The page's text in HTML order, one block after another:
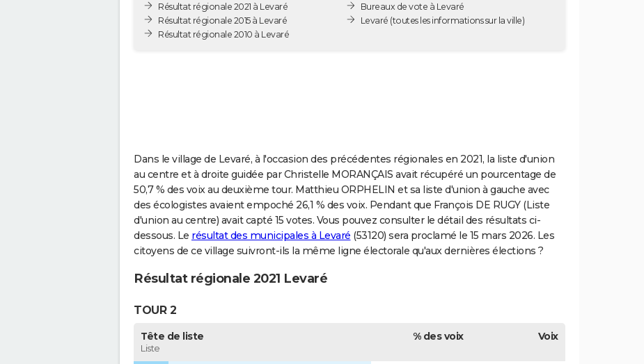
Résultat régionale 2021 à Levaré
Résultat régionale 2015 à Levaré
Résultat régionale 2010 à Levaré
Bureaux de vote à Levaré
Levaré (toutes les informations sur la ville)
Dans le village de Levaré, à l'occasion des précédentes régionales en 2021, la liste d'union
au centre et à droite guidée par Christelle MORANÇAIS avait récupéré un pourcentage de
50,7 % des voix au deuxième tour. Matthieu ORPHELIN et sa liste d'union à gauche avec
des écologistes avaient empoché 26,1 % des voix. Pendant que François DE RUGY (Liste
d'union au centre) avait capté 15 votes. Vous pouvez consulter le détail des résultats ci-
dessous. Le résultat des municipales à Levaré (53120) sera proclamé le 15 mars 2026. Les
citoyens de ce village suivront-ils la même ligne électorale qu'aux dernières élections ?
Résultat régionale 2021 Levaré
TOUR 2
Tête de liste
Liste
% des voix Voix